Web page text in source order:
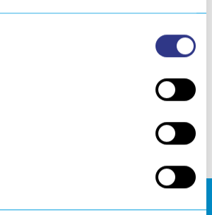
équipements de mise en rotation
demandes et équipements
pas à